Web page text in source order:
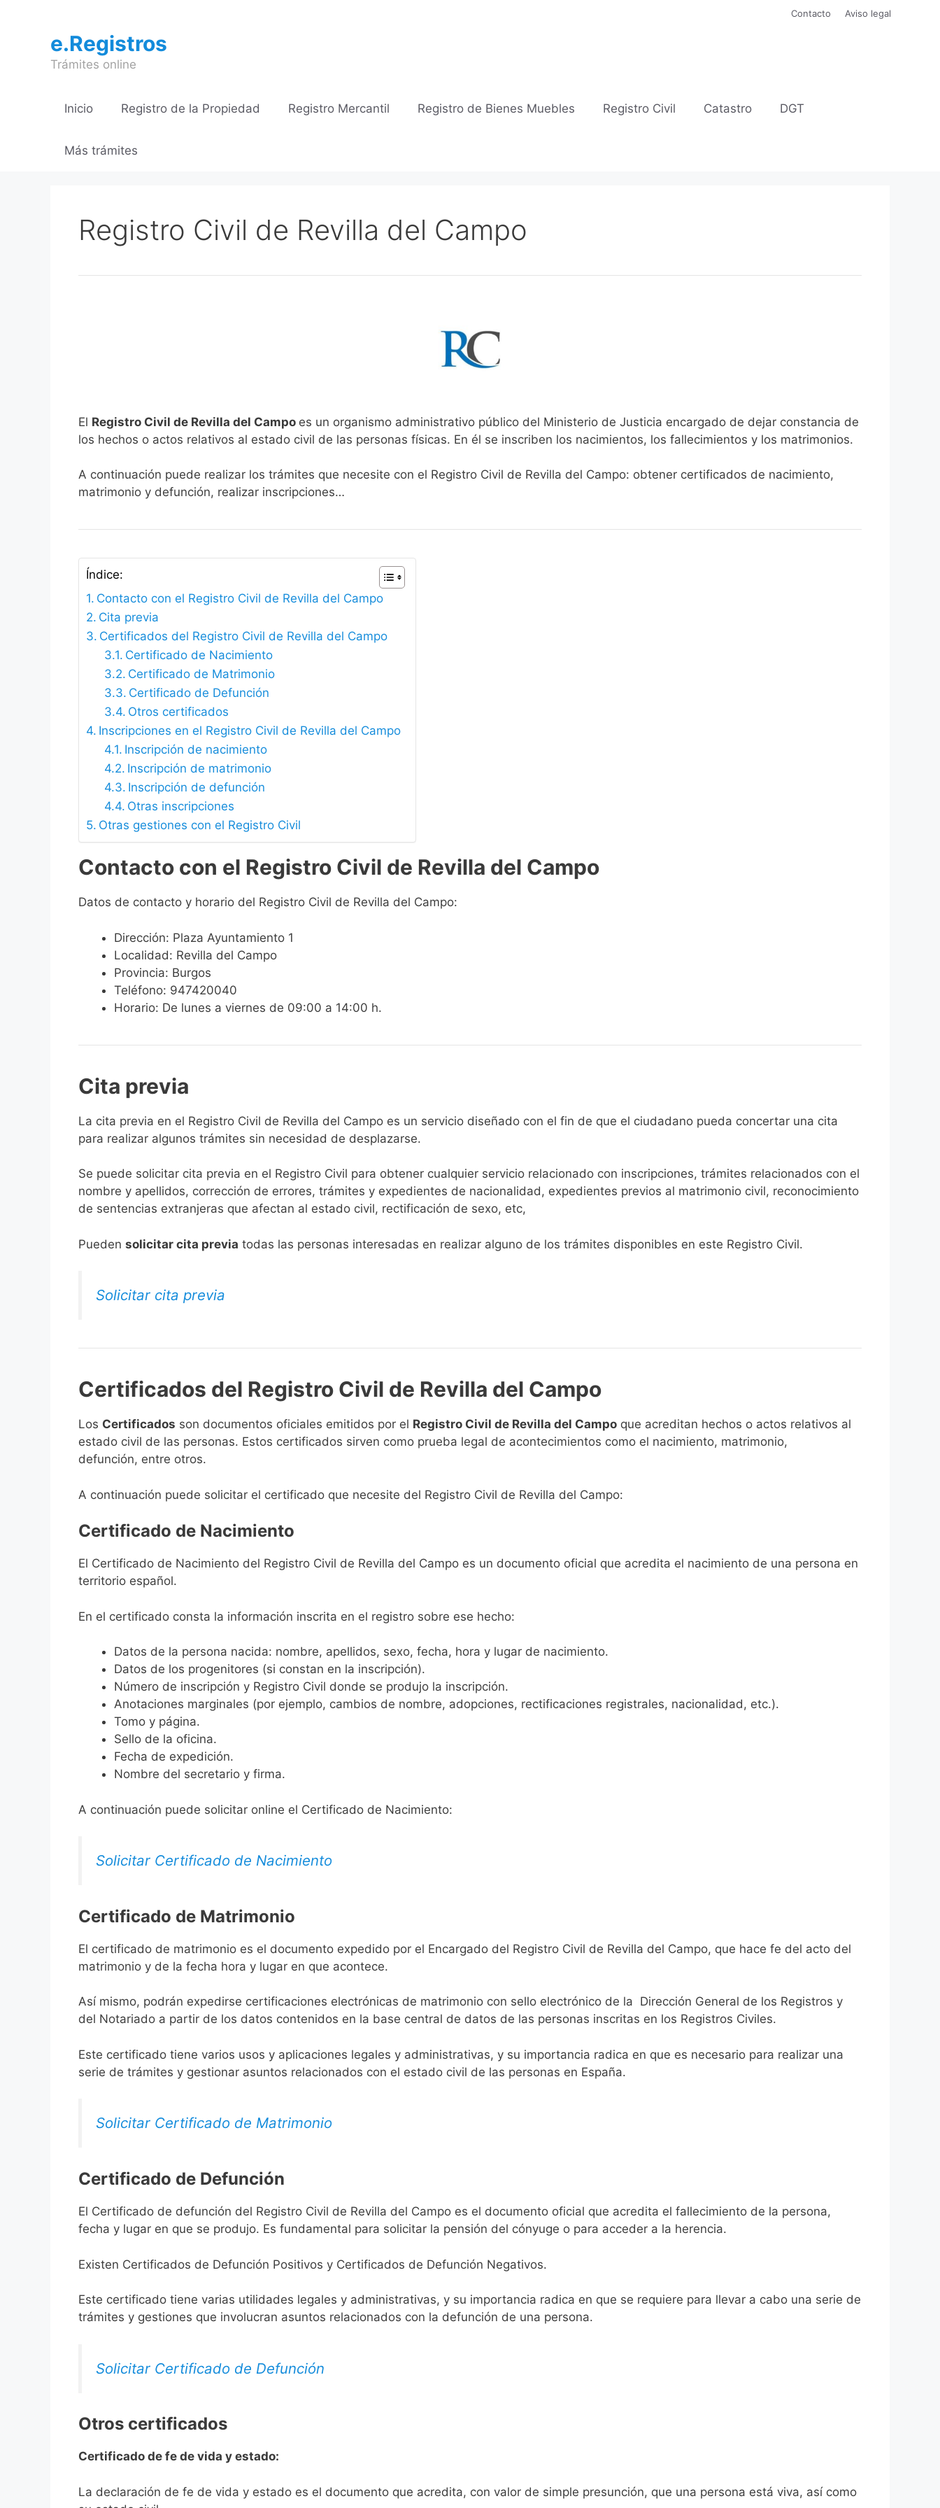
contenido
Contacto Aviso legal
e.Registros
Trámites online
Inicio Registro de la Propiedad Registro Mercantil Registro de Bienes Muebles Registro Civil Catastro DGT
Más trámites
Registro Civil de Revilla del Campo
El Registro Civil de Revilla del Campo es un organismo administrativo público del Ministerio de Justicia encargado de dejar constancia de
los hechos o actos relativos al estado civil de las personas físicas. En él se inscriben los nacimientos, los fallecimientos y los matrimonios.
A continuación puede realizar los trámites que necesite con el Registro Civil de Revilla del Campo: obtener certificados de nacimiento,
matrimonio y defunción, realizar inscripciones…
Índice:
Contacto con el Registro Civil de Revilla del Campo
Cita previa
Certificados del Registro Civil de Revilla del Campo
Certificado de Nacimiento
Certificado de Matrimonio
Certificado de Defunción
Otros certificados
Inscripciones en el Registro Civil de Revilla del Campo
Inscripción de nacimiento
Inscripción de matrimonio
Inscripción de defunción
Otras inscripciones
Otras gestiones con el Registro Civil
Contacto con el Registro Civil de Revilla del Campo
Datos de contacto y horario del Registro Civil de Revilla del Campo:
Dirección: Plaza Ayuntamiento 1
Localidad: Revilla del Campo
Provincia: Burgos
Teléfono: 947420040
Horario: De lunes a viernes de 09:00 a 14:00 h.
Cita previa
​​​​​​​​​​​​​​​​​​​​​​​​​​​​La cita previa en el Registro Civil de Revilla del Campo es un servicio diseñado con el fin de que el ciudadano pueda concertar una cita
para realizar algunos trámites sin necesidad de desplazarse.​
Se puede solicitar cita previa en el Registro Civil para obtener cualquier servicio relacionado con inscripciones, trámites relacionados con el
nombre y apellidos, corrección de errores, trámites y expedientes de nacionalidad, expedientes previos al matrimonio civil, reconocimiento
de sentencias extranjeras que afectan al estado civil, rectificación de sexo, etc,
​Pueden solicitar cita previa todas las personas interesadas en realizar alguno de los trámites disponibles en este Registro Civil.​
Solicitar cita previa
Certificados del Registro Civil de Revilla del Campo
Los Certificados son documentos oficiales emitidos por el Registro Civil de Revilla del Campo que acreditan hechos o actos relativos al
estado civil de las personas. Estos certificados sirven como prueba legal de acontecimientos como el nacimiento, matrimonio,
defunción, entre otros.
A continuación puede solicitar el certificado que necesite del Registro Civil de Revilla del Campo:
Certificado de Nacimiento
El Certificado de Nacimiento del Registro Civil de Revilla del Campo es un documento oficial que acredita el nacimiento de una persona en
territorio español.
En el certificado consta la información inscrita en el registro sobre ese hecho:
Datos de la persona nacida: nombre, apellidos, sexo, fecha, hora y lugar de nacimiento.
Datos de los progenitores (si constan en la inscripción).
Número de inscripción y Registro Civil donde se produjo la inscripción.
Anotaciones marginales (por ejemplo, cambios de nombre, adopciones, rectificaciones registrales, nacionalidad, etc.).
Tomo y página.
Sello de la oficina.
Fecha de expedición.
Nombre del secretario y firma.
A continuación puede solicitar online el Certificado de Nacimiento:
Solicitar Certificado de Nacimiento
Certificado de Matrimonio
El certificado de matrimonio es el documento expedido por el Encargado del Registro Civil de Revilla del Campo, que hace fe del acto del
matrimonio y de la fecha hora y lugar en que acontece.
Así mismo, podrán expedirse certificaciones electrónicas de matrimonio con sello electrónico de la Dirección General de los Registros y
del Notariado a partir de los datos contenidos en la base central de datos de las personas inscritas en los Registros Civiles.
Este certificado tiene varios usos y aplicaciones legales y administrativas, y su importancia radica en que es necesario para realizar una
serie de trámites y gestionar asuntos relacionados con el estado civil de las personas en España.
Solicitar Certificado de Matrimonio
Certificado de Defunción
El Certificado de defunción del Registro Civil de Revilla del Campo es el documento oficial que acredita el fallecimiento de la persona,
fecha y lugar en que se produjo. Es fundamental para solicitar la pensión del cónyuge o para acceder a la herencia.
Existen Certificados de Defunción Positivos y Certificados de Defunción Negativos.
Este certificado tiene varias utilidades legales y administrativas, y su importancia radica en que se requiere para llevar a cabo una serie de
trámites y gestiones que involucran asuntos relacionados con la defunción de una persona.
Solicitar Certificado de Defunción
Otros certificados
Certificado de fe de vida y estado:
La declaración de fe de vida y estado es el documento que acredita, con valor de simple presunción, que una persona está viva, así como